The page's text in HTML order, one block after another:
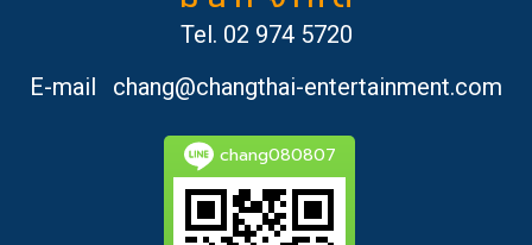
Tel. 02 974 5720
E-mail
chang@changthai-entertainment.com
chang080807